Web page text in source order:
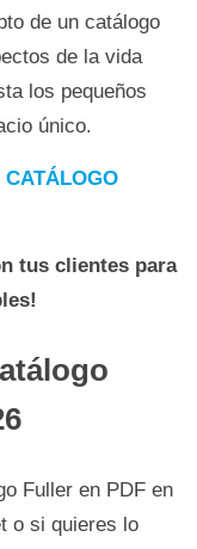
de un catálogo
de la vida
los pequeños
único.
CATÁLOGO
tus clientes para
Fuller en PDF en
o si quieres lo